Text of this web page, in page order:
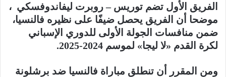
الفريق الأول تضم توريس – روبرت ليفاندوفسكي ،
موضحا أن الفريق يحصل ضيفًا على نظيره فالنسيا،
ضمن منافسات الجولة الأولى للدوري الإسباني
لكرة القدم «لا ليجا» لموسم 2024-2025.
ومن المقرر أن تنطلق مباراة فالنسيا ضد برشلونة